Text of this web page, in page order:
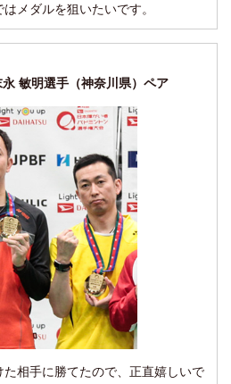
メダルを狙いたいです。
敏明選手（神奈川県）ペア
相手に勝てたので、正直嬉しいで